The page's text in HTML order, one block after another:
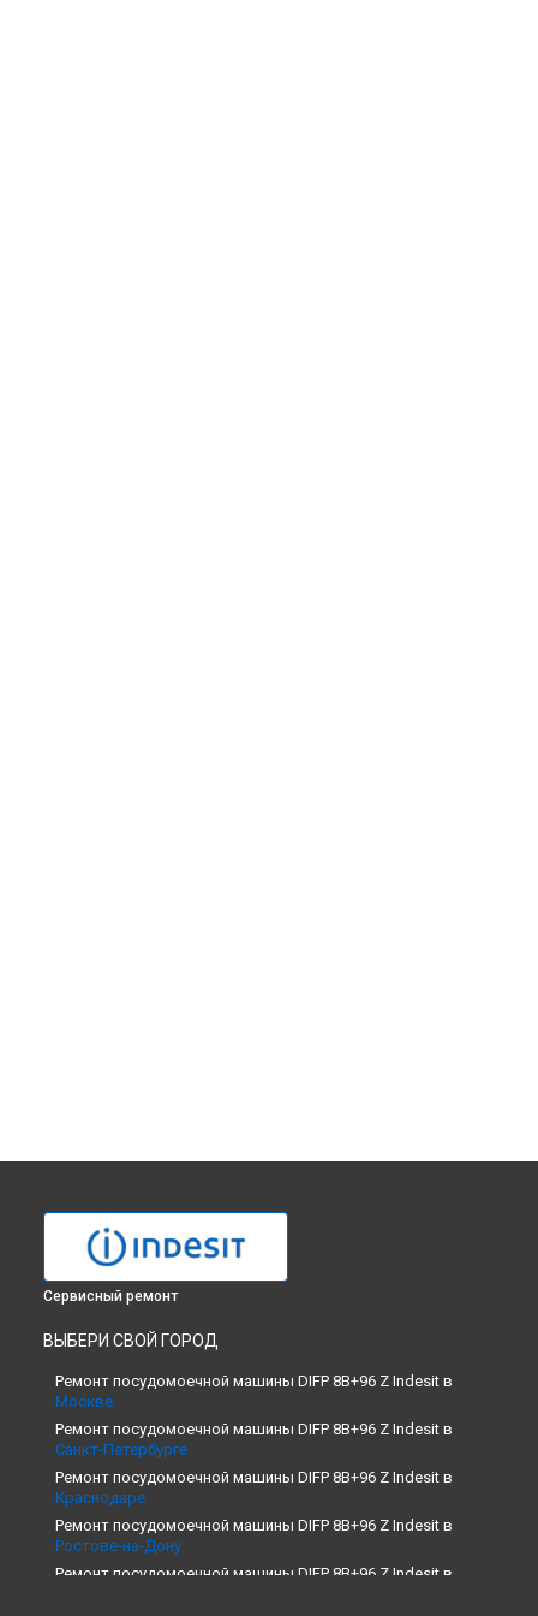
Сервисный ремонт
ВЫБЕРИ СВОЙ ГОРОД
Ремонт посудомоечной машины DIFP 8B+96 Z Indesit в
Москве
Ремонт посудомоечной машины DIFP 8B+96 Z Indesit в
Санкт-Петербурге
Ремонт посудомоечной машины DIFP 8B+96 Z Indesit в
Краснодаре
Ремонт посудомоечной машины DIFP 8B+96 Z Indesit в
Ростове-на-Дону
Ремонт посудомоечной машины DIFP 8B+96 Z Indesit в